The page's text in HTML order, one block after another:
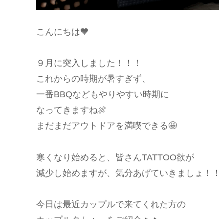
こんにちは🧡
９月に突入しました！！！
これからの時期が暑すぎず、
一番BBQなどもやりやすい時期に
なってきますね🍖
まだまだアウトドアを満喫できる🤩
寒くなり始めると、皆さんTATTOO欲が
減少し始めますが、気分あげていきましょ！
今日は最近カップルで来てくれた方の